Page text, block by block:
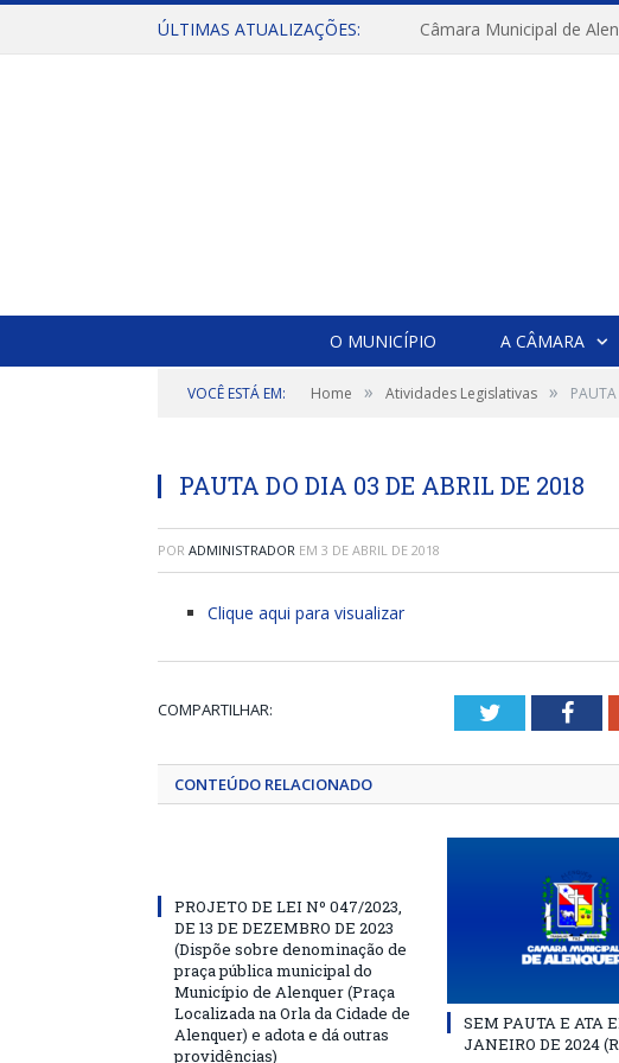
ÚLTIMAS ATUALIZAÇÕES:
O MUNICÍPIO A CÂMARA
VOCÊ ESTÁ EM: Home » Atividades Legislativas »
PAUTA DO DIA 03 DE ABRIL DE 2018
POR ADMINISTRADOR EM 3 DE ABRIL DE 2018
Clique aqui para visualizar
COMPARTILHAR: Twitter
CONTEÚDO RELACIONADO
PROJETO DE LEI Nº 047/2023,
DE 13 DE DEZEMBRO DE 2023
(Dispõe sobre denominação de
praça pública municipal do
Município de Alenquer (Praça
Localizada na Orla da Cidade de
Alenquer) e adota e dá outras
providências)
SEM PAUTA E ATA
JANEIRO DE 2024